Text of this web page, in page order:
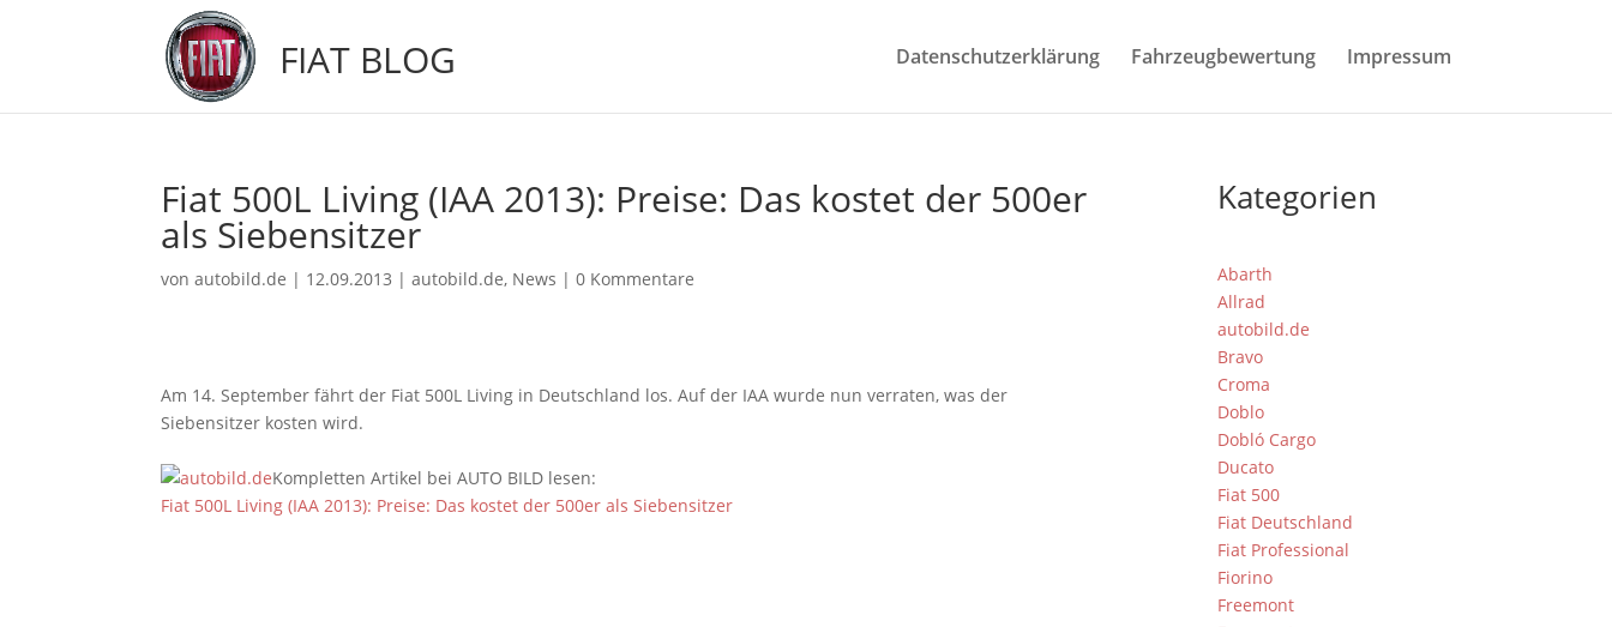
FIAT BLOG Datenschutzerklärung Fahrzeugbewertung Impressum
Fiat 500L Living (IAA 2013): Preise: Das kostet der 500er
als Siebensitzer
vonautobild.de | 12.09.2013 |autobild.de, News |0 Kommentare
Am 14. September fährt der Fiat 500L Living in Deutschland los. Auf der IAA wurde nun verraten, was der
Siebensitzer kosten wird.
Kompletten Artikel bei AUTO BILD lesen:
Fiat 500L Living (IAA 2013): Preise: Das kostet der 500er als Siebensitzer
Kategorien
Abarth
Allrad
autobild.de
Bravo
Croma
Doblo
Dobló Cargo
Ducato
Fiat 500
Fiat Deutschland
Fiat Professional
Fiorino
Freemont